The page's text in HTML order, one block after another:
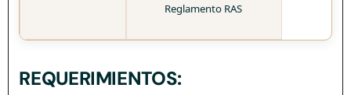
Reglamento RAS
REQUERIMIENTOS: